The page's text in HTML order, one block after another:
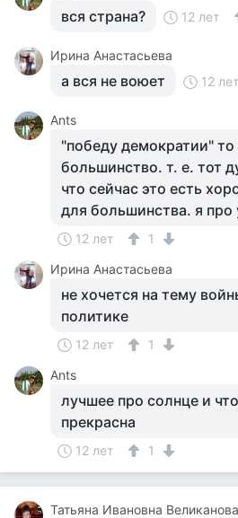
вся страна? 12 лет
Ирина Анастасьева
а вся не воюет 12 лет
Ants
"победу демократии" то
большинство. т. е. тот
что сейчас это есть
для большинства. я про
12 лет
1
Ирина Анастасьева
не хочется на тему
политике
12 лет
1
Ants
лучшее про солнце и
прекрасна
12 лет 1
Татьяна Ивановна Великанова